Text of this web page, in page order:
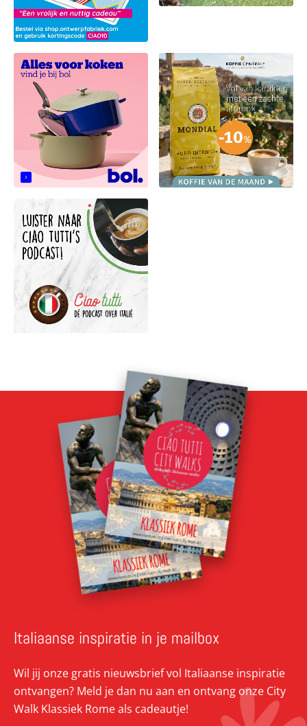
Italiaanse inspiratie in je mailbox
Wil jij onze gratis nieuwsbrief vol Italiaanse inspiratie
ontvangen? Meld je dan nu aan en ontvang onze City
Walk Klassiek Rome als cadeautje!